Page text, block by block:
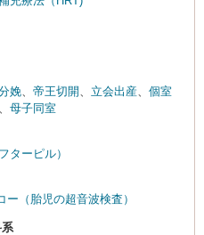
娩
帝王切開 立会出産
個室
母子同室
ターピル）
ー（胎児の超音波検査）